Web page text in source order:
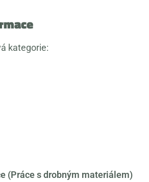
kategorie:
(Práce s drobným materiálem)